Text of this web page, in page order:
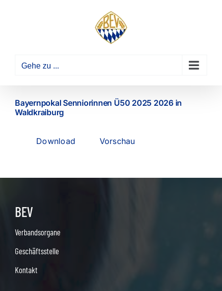
Gehe zu ...
Bayernpokal Senniorinnen Ü50 2025 2026 in
Waldkraiburg
Download Vorschau
BEV
Verbandsorgane
Geschäftsstelle
Kontakt